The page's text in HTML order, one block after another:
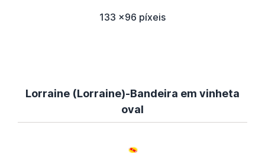
133 x96 píxeis
Lorraine (Lorraine)-Bandeira em vinheta
oval